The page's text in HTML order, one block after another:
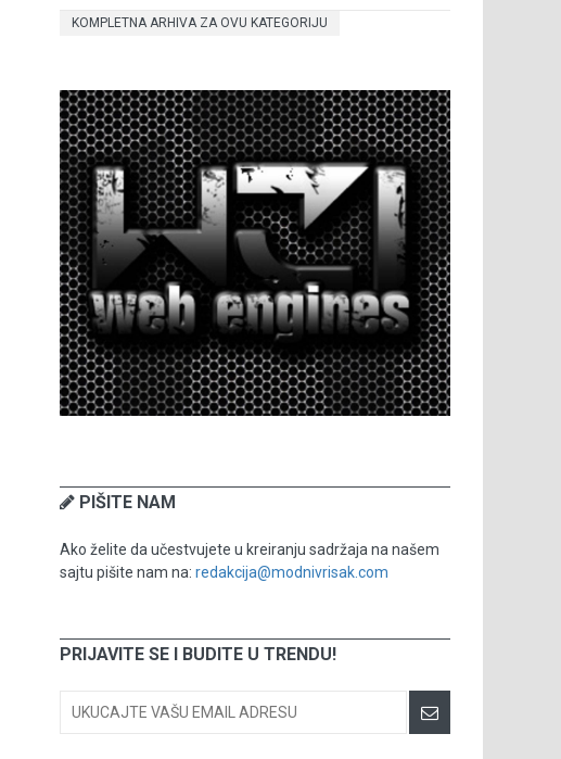
KOMPLETNA ARHIVA ZA OVU KATEGORIJU
PIŠITE NAM
Ako želite da učestvujete u kreiranju sadržaja na našem
sajtu pišite nam na: redakcija@modnivrisak.com
PRIJAVITE SE I BUDITE U TRENDU!